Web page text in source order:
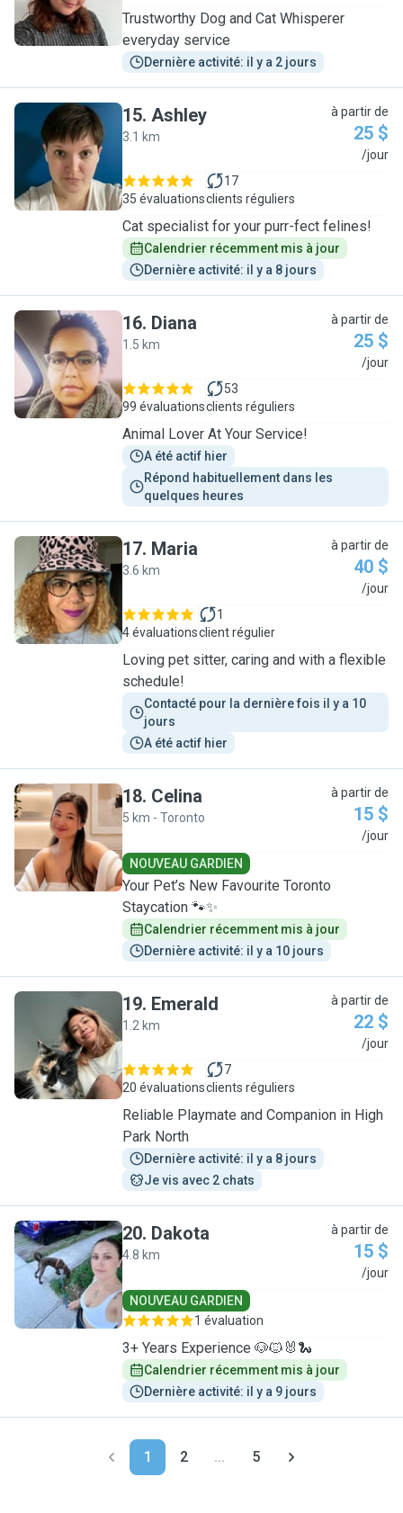
Trustworthy Dog and Cat Whisperer
everyday service
Dernière activité: il y a 2 jours
A
15. Ashley
3.1 km
à partir de
25 $
/jour
35 évaluations
17
clients réguliers
Cat specialist for your purr-fect felines!
Calendrier récemment mis à jour
Dernière activité: il y a 8 jours
D
16. Diana
1.5 km
à partir de
25 $
/jour
99 évaluations
53
clients réguliers
Animal Lover At Your Service!
A été actif hier
Répond habituellement dans les
quelques heures
M
17. Maria
3.6 km
à partir de
40 $
/jour
4 évaluations
1
client régulier
Loving pet sitter, caring and with a flexible
schedule!
Contacté pour la dernière fois il y a 10
jours
A été actif hier
C
18. Celina
5 km - Toronto
à partir de
15 $
/jour
NOUVEAU GARDIEN
Your Pet’s New Favourite Toronto
Staycation 🐾✨
Calendrier récemment mis à jour
Dernière activité: il y a 10 jours
E
19. Emerald
1.2 km
à partir de
22 $
/jour
20 évaluations
7
clients réguliers
Reliable Playmate and Companion in High
Park North
Dernière activité: il y a 8 jours
Je vis avec 2 chats
D
20. Dakota
4.8 km
à partir de
15 $
/jour
NOUVEAU GARDIEN
1 évaluation
3+ Years Experience 🐶🐱🐰🐍
Calendrier récemment mis à jour
Dernière activité: il y a 9 jours
1 2 ... 5